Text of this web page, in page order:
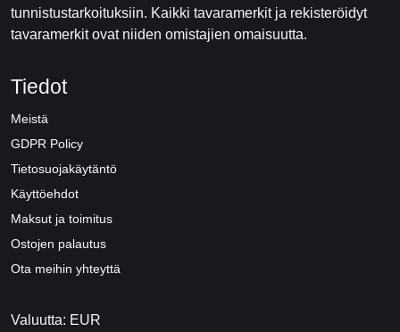
tunnistustarkoituksiin. Kaikki tavaramerkit ja rekisteröidyt
tavaramerkit ovat niiden omistajien omaisuutta.
Tiedot
Meistä
GDPR Policy
Tietosuojakäytäntö
Käyttöehdot
Maksut ja toimitus
Ostojen palautus
Ota meihin yhteyttä
Valuutta: EUR